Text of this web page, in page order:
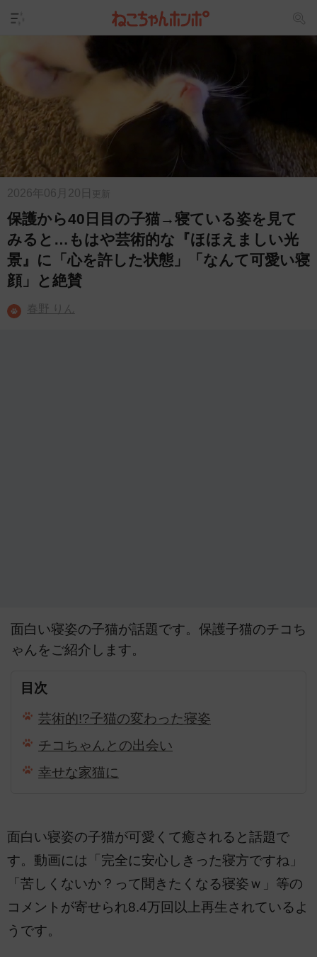
2026年06月20日 更新
保護から40日目の子猫→寝ている姿を見て
みると…もはや芸術的な『ほほえましい光
景』に「心を許した状態」「なんて可愛い寝
顔」と絶賛
春野 りん
面白い寝姿の子猫が話題です。保護子猫のチコち
ゃんをご紹介します。
目次
芸術的!?子猫の変わった寝姿
チコちゃんとの出会い
幸せな家猫に
面白い寝姿の子猫が可愛くて癒されると話題で
す。動画には「完全に安心しきった寝方ですね」
「苦しくないか？って聞きたくなる寝姿ｗ」等の
コメントが寄せられ8.4万回以上再生されているよ
うです。